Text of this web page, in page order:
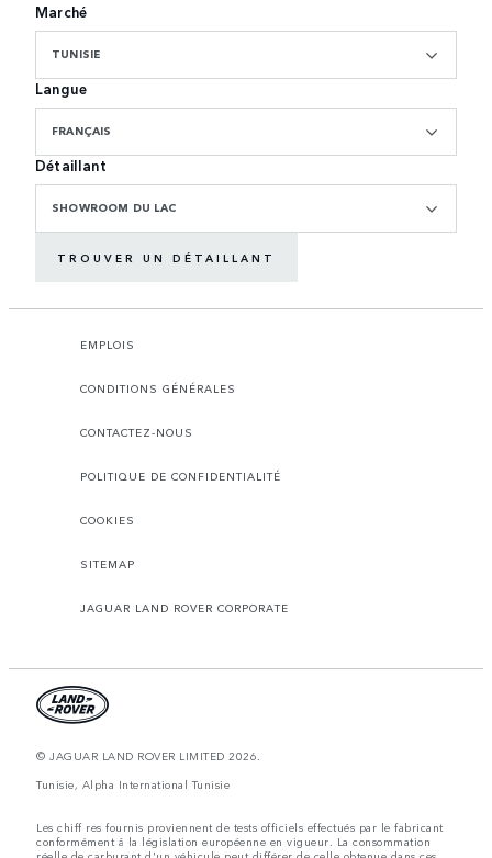
Marché
TUNISIE
Langue
FRANÇAIS
Détaillant
SHOWROOM DU LAC
TROUVER UN DÉTAILLANT
EMPLOIS
CONDITIONS GÉNÉRALES
CONTACTEZ-NOUS
POLITIQUE DE CONFIDENTIALITÉ
COOKIES
SITEMAP
JAGUAR LAND ROVER CORPORATE
© JAGUAR LAND ROVER LIMITED 2026.
Tunisie, Alpha International Tunisie
Les chiff res fournis proviennent de tests officiels effectués par le fabricant
conformément å la législation européenne en vigueur. La consommation